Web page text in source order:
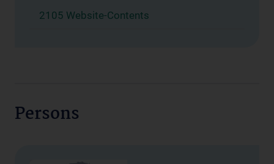
2105 Website-Contents
Persons